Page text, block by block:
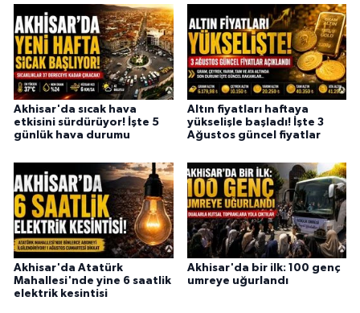
Akhisar'da sıcak hava
etkisini sürdürüyor! İşte 5
günlük hava durumu
Altın fiyatları haftaya
yükselişle başladı! İşte 3
Ağustos güncel fiyatlar
Akhisar'da Atatürk
Mahallesi'nde yine 6 saatlik
elektrik kesintisi
Akhisar'da bir ilk: 100 genç
umreye uğurlandı